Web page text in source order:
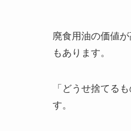
廃食用油の価値
もあります。
「どうせ捨てる
す。